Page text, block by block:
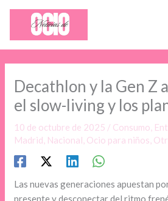
contenido
Decathlon y la Gen Z
el slow-living y los
10 de octubre de 2025 / Consumo,
Madrid, Nacional, Ocio para niños,
Las nuevas generaciones apuestan
presente y desconectar del ritmo